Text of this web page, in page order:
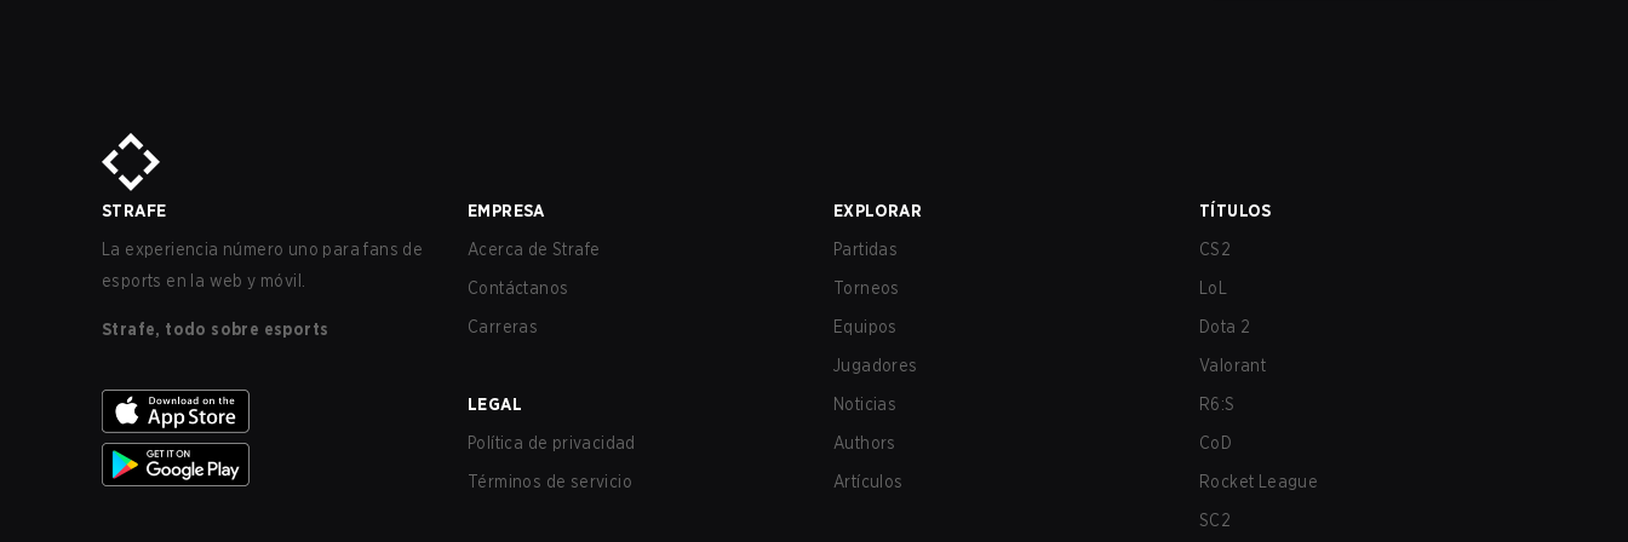
STRAFE
La experiencia número uno para fans de
esports en la web y móvil.
Strafe, todo sobre esports
EMPRESA
Acerca de Strafe
Contáctanos
Carreras
LEGAL
Política de privacidad
Términos de servicio
EXPLORAR
Partidas
Torneos
Equipos
Jugadores
Noticias
Authors
Artículos
TÍTULOS
CS2
LoL
Dota 2
Valorant
R6:S
CoD
Rocket League
SC2